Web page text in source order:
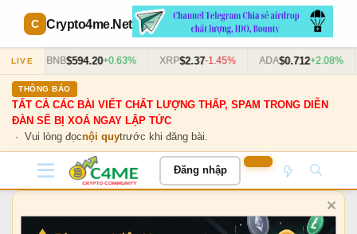
Crypto4me.Net
LIVE BNB$594.20+0.63% XRP$2.37-1.45% ADA$0.712+2.08%
THÔNG BÁO
TẤT CẢ CÁC BÀI VIẾT CHẤT LƯỢNG THẤP, SPAM TRONG DIỄN
ĐÀN SẼ BỊ XOÁ NGAY LẬP TỨC
· Vui lòng đọcnội quytrước khi đăng bài.
Đăng nhập